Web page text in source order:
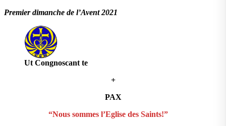
Premier dimanche de l’Avent 2021
Ut Congnoscant te
+
PAX
“Nous sommes l’Eglisedes Saints!”